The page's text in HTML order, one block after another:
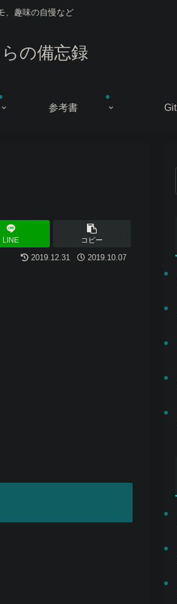
、趣味の自慢など
の備忘録
参考書 Git
LINE コピー
2019.12.31 2019.10.07